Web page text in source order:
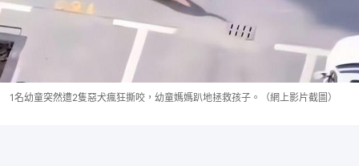
1名幼童突然遭2隻惡犬瘋狂撕咬，幼童媽媽趴地拯救孩子。（網上影片截圖）